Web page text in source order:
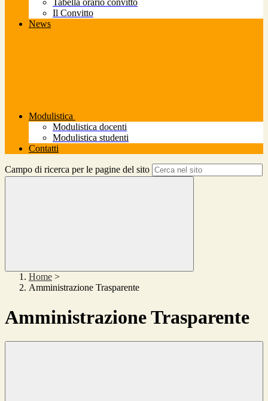
Tabella orario convitto
Il Convitto
News
Modulistica
Modulistica docenti
Modulistica studenti
Contatti
Campo di ricerca per le pagine del sito
Home >
Amministrazione Trasparente
Amministrazione Trasparente